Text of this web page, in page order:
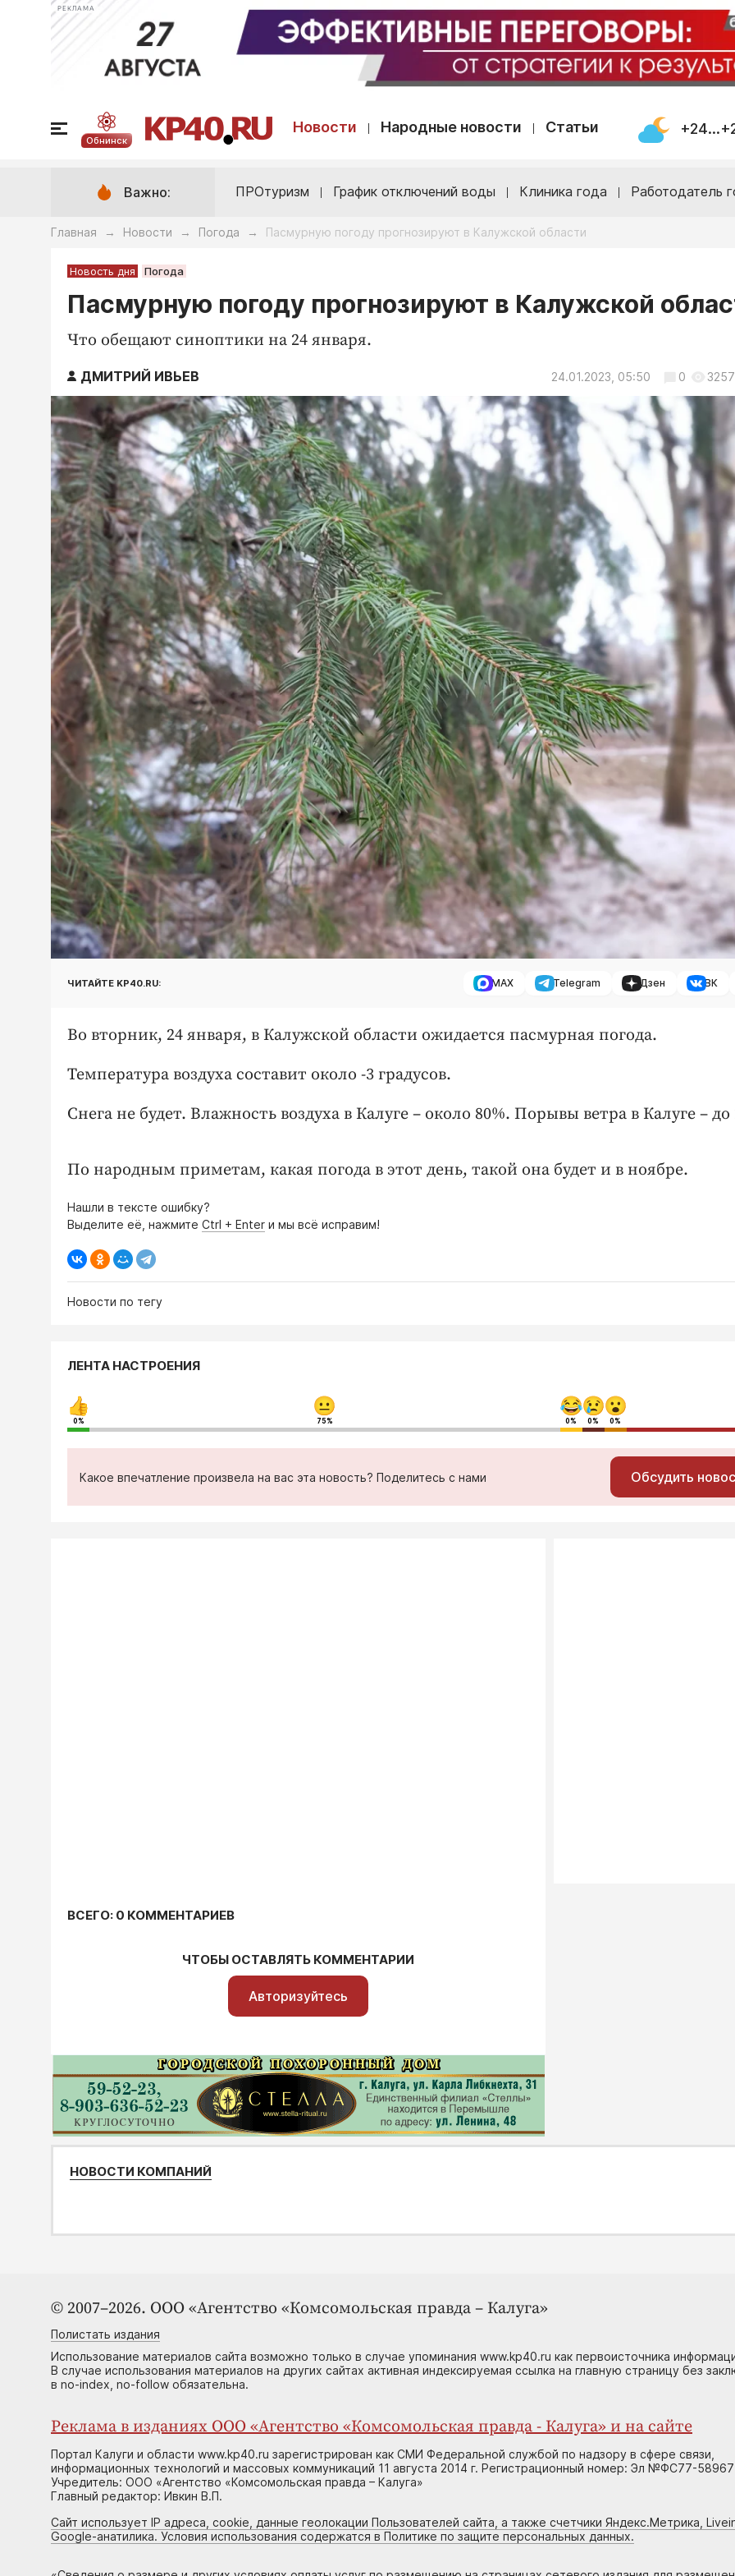
РЕКЛАМА
Обнинск
Новости Народные новости Статьи
Важно: ПРОтуризм График отключений воды Клиника года Работодатель
Главная → Новости → Погода → Пасмурную погоду прогнозируют в Калужской области
Новость дня Погода
Пасмурную погоду прогнозируют в Калужской
Что обещают синоптики на 24 января.
ДМИТРИЙ ИВЬЕВ 24.01.2023, 05:50 0 3257
ЧИТАЙТЕ KP40.RU: MAX Telegram Дзен ВК
Во вторник, 24 января, в Калужской области ожидается пасмурная погода.
Температура воздуха составит около -3 градусов.
Снега не будет. Влажность воздуха в Калуге – около 80%. Порывы ветра в Калуге –
По народным приметам, какая погода в этот день, такой она будет и в ноябре.
Нашли в тексте ошибку?
Выделите её, нажмите Ctrl + Enter и мы всё исправим!
Новости по тегу
ЛЕНТА НАСТРОЕНИЯ
0% 75% 0% 0% 0%
Какое впечатление произвела на вас эта новость? Поделитесь с нами Обсудить
ВСЕГО: 0 КОММЕНТАРИЕВ
ЧТОБЫ ОСТАВЛЯТЬ КОММЕНТАРИИ
Авторизуйтесь
НОВОСТИ КОМПАНИЙ
© 2007–2026. ООО «Агентство «Комсомольская правда – Калуга»
Полистать издания
Использование материалов сайта возможно только в случае упоминания www.kp40.ru как первоисточника
В случае использования материалов на других сайтах активная индексируемая ссылка на главную страницу без
в no-index, no-follow обязательна.
Реклама в изданиях ООО «Агентство «Комсомольская правда - Калуга» и на сайте
Портал Калуги и области www.kp40.ru зарегистрирован как СМИ Федеральной службой по надзору в сфере связи,
информационных технологий и массовых коммуникаций 11 августа 2014 г. Регистрационный номер: Эл №ФС77-58967
Учредитель: ООО «Агентство «Комсомольская правда – Калуга»
Главный редактор: Ивкин В.П.
Сайт использует IP адреса, cookie, данные геолокации Пользователей сайта, а также счетчики Яндекс.Метрика,
Google-анатилика. Условия использования содержатся в Политике по защите персональных данных.